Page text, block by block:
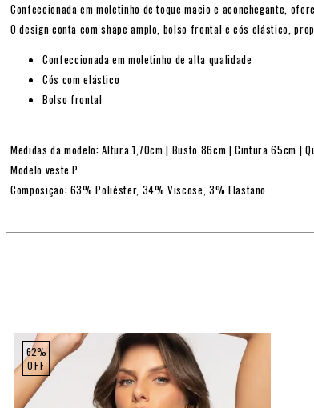
Confeccionada em moletinho de toque macio e aconchegante,
O design conta com shape amplo, bolso frontal e cós elástico,
Confeccionada em moletinho de alta qualidade
Cós com elástico
Bolso frontal
Medidas da modelo: Altura 1,70cm | Busto 86cm | Cintura 65cm |
Modelo veste P
Composição: 63% Poliéster, 34% Viscose, 3% Elastano
62%
OFF